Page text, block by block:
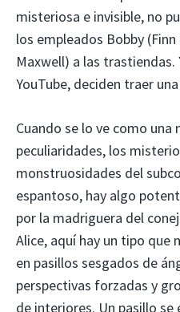
misteriosa e invisible, no
los empleados Bobby
Maxwell) a las trastiendas.
YouTube, deciden traer
Cuando se lo ve como
peculiaridades, los
monstruosidades del
espantoso, hay algo
por la madriguera del
Alice, aquí hay un tipo que
en pasillos sesgados de
perspectivas forzadas y
de interiores. Un pasillo